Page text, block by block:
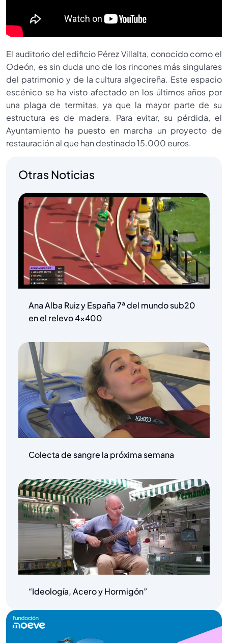
El auditorio del edificio Pérez Villalta, conocido como el
Odeón, es sin duda uno de los rincones más singulares
del patrimonio y de la cultura algecireña. Este espacio
escénico se ha visto afectado en los últimos años por
una plaga de termitas, ya que la mayor parte de su
estructura es de madera. Para evitar, su pérdida, el
Ayuntamiento ha puesto en marcha un proyecto de
restauración al que han destinado 15.000 euros.
Otras Noticias
Ana Alba Ruiz y España 7ª del mundo sub20
en el relevo 4×400
Colecta de sangre la próxima semana
“Ideología, Acero y Hormigón”